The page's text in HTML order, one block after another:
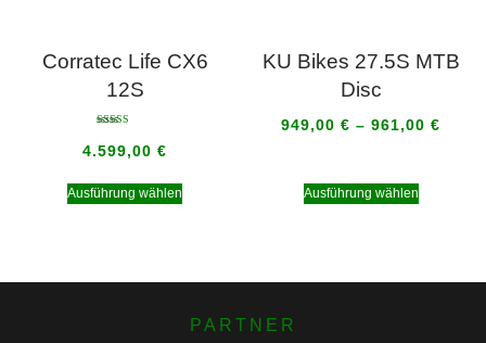
Corratec Life CX6
12S
5.00
von 5
4.599,00€
Ausführung wählen
KU Bikes 27.5S MTB
Disc
949,00€ –961,00€
Ausführung wählen
PARTNER